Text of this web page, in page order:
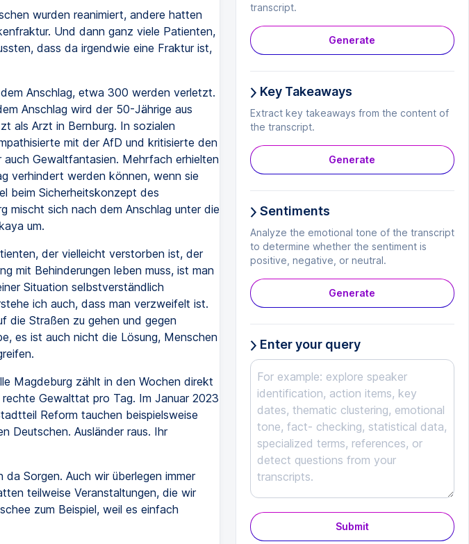
wurden reanimiert, andere hatten
Und dann ganz viele Patienten,
dass da irgendwie eine Fraktur ist,
Anschlag, etwa 300 werden verletzt.
Anschlag wird der 50-Jährige aus
als Arzt in Bernburg. In sozialen
mit der AfD und kritisierte den
Gewaltfantasien. Mehrfach erhielten
verhindert werden können, wenn sie
beim Sicherheitskonzept des
mischt sich nach dem Anschlag unter die
um.
der vielleicht verstorben ist, der
mit Behinderungen leben muss, ist man
Situation selbstverständlich
ich auch, dass man verzweifelt ist.
die Straßen zu gehen und gegen
es ist auch nicht die Lösung, Menschen
Magdeburg zählt in den Wochen direkt
Gewalttat pro Tag. Im Januar 2023
Reform tauchen beispielsweise
Deutschen. Ausländer raus. Ihr
da Sorgen. Auch wir überlegen immer
teilweise Veranstaltungen, die wir
zum Beispiel, weil es einfach
transcript.
Generate
Key Takeaways
Extract key takeaways from the content of
the transcript.
Generate
Sentiments
Analyze the emotional tone of the transcript
to determine whether the sentiment is
positive, negative, or neutral.
Generate
Enter your query
Submit